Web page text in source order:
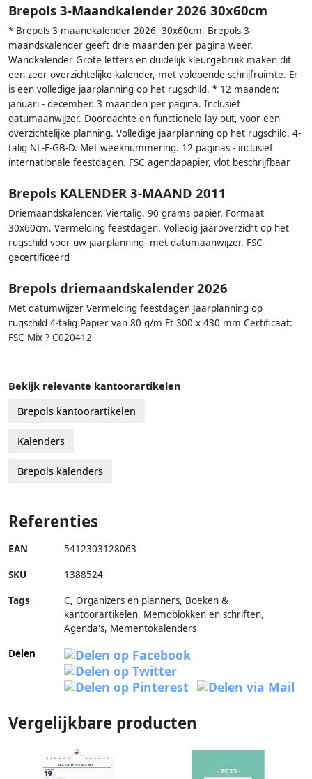
Brepols 3-Maandkalender 2026 30x60cm
* Brepols 3-maandkalender 2026, 30x60cm. Brepols 3-
maandskalender geeft drie maanden per pagina weer.
Wandkalender Grote letters en duidelijk kleurgebruik maken dit
een zeer overzichtelijke kalender, met voldoende schrijfruimte. Er
is een volledige jaarplanning op het rugschild. * 12 maanden:
januari - december. 3 maanden per pagina. Inclusief
datumaanwijzer. Doordachte en functionele lay-out, voor een
overzichtelijke planning. Volledige jaarplanning op het rugschild. 4-
talig NL-F-GB-D. Met weeknummering. 12 paginas - inclusief
internationale feestdagen. FSC agendapapier, vlot beschrijfbaar
Brepols KALENDER 3-MAAND 2011
Driemaandskalender. Viertalig. 90 grams papier. Formaat
30x60cm. Vermelding feestdagen. Volledig jaaroverzicht op het
rugschild voor uw jaarplanning- met datumaanwijzer. FSC-
gecertificeerd
Brepols driemaandskalender 2026
Met datumwijzer Vermelding feestdagen Jaarplanning op
rugschild 4-talig Papier van 80 g/m Ft 300 x 430 mm Certificaat:
FSC Mix ? C020412
Bekijk relevante kantoorartikelen
Brepols kantoorartikelen
Kalenders
Brepols kalenders
Referenties
EAN 5412303128063
SKU 1388524
Tags
C, Organizers en planners, Boeken &
kantoorartikelen, Memoblokken en schriften,
Agenda's, Mementokalenders
Delen
Vergelijkbare producten